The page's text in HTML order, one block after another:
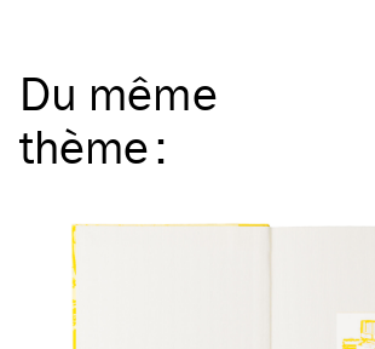
Du même
thème: